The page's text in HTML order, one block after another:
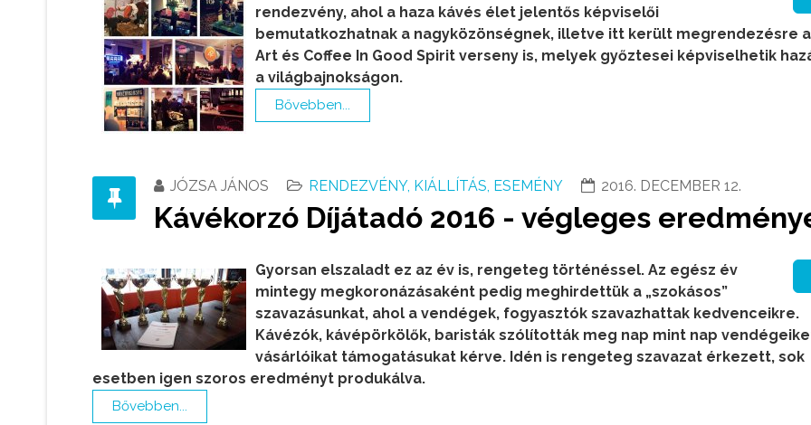
rendezvény, ahol a haza kávés élet jelentős képviselői
bemutatkozhatnak a nagyközönségnek, illetve itt került megrendezésre
Art és Coffee In Good Spirit verseny is, melyek győztesei képviselhetik
a világbajnokságon.
Bővebben...
JÓZSA JÁNOS RENDEZVÉNY, KIÁLLÍTÁS, ESEMÉNY 2016. DECEMBER 12.
Kávékorzó Díjátadó 2016 - végleges
Gyorsan elszaladt ez az év is, rengeteg történéssel. Az egész év
mintegy megkoronázásaként pedig meghirdettük a „szokásos”
szavazásunkat, ahol a vendégek, fogyasztók szavazhattak kedvenceikre.
Kávézók, kávépörkölők, baristák szólították meg nap mint nap
vásárlóikat támogatásukat kérve. Idén is rengeteg szavazat érkezett, sok
esetben igen szoros eredményt produkálva.
Bővebben...